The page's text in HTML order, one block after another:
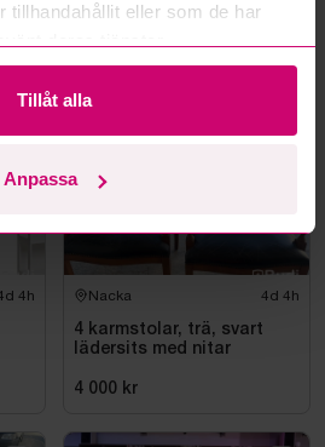
tillhandahållit eller som de har
Tillåt alla
Anpassa
4h Nacka 4d 4h
4 karmstolar, trä, svart
lädersits med nitar
4 000 kr